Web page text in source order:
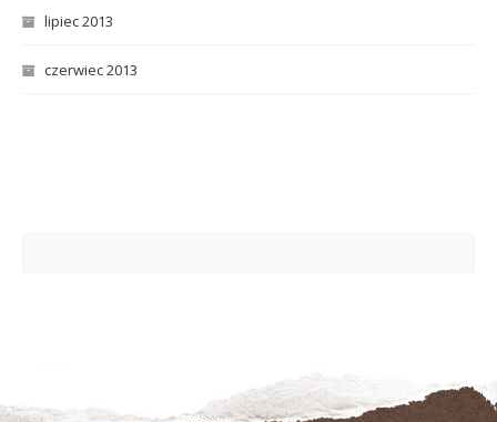
lipiec 2013
czerwiec 2013